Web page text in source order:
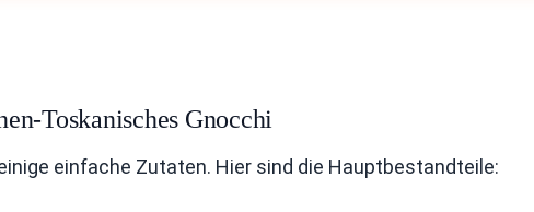
Toskanisches Gnocchi
einfache Zutaten. Hier sind die Hauptbestandteile: